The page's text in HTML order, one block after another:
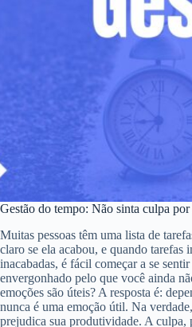
Gestão do tempo: Não sinta culpa por
Muitas pessoas têm uma lista de
claro se ela acabou, e quando tarefas
inacabadas, é fácil começar a se
envergonhado pelo que você ainda
emoções são úteis? A resposta é:
nunca é uma emoção útil. Na
prejudica sua produtividade. A culpa,